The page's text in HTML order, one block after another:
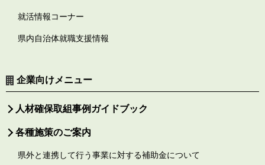
就活情報コーナー
県内自治体就職支援情報
企業向けメニュー
人材確保取組事例ガイドブック
各種施策のご案内
県外と連携して行う事業に対する補助金について